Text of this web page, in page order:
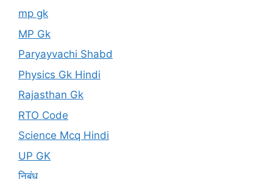
mp gk
MP Gk
Paryayvachi Shabd
Physics Gk Hindi
Rajasthan Gk
RTO Code
Science Mcq Hindi
UP GK
निबंध